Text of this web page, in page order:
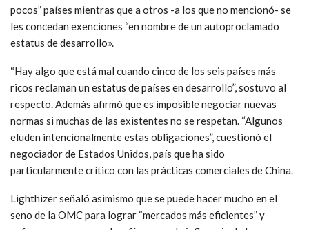
pocos” países mientras que a otros -a los que no mencionó- se
les concedan exenciones “en nombre de un autoproclamado
estatus de desarrollo».
“Hay algo que está mal cuando cinco de los seis países más
ricos reclaman un estatus de países en desarrollo”, sostuvo al
respecto. Además afirmó que es imposible negociar nuevas
normas si muchas de las existentes no se respetan. “Algunos
eluden intencionalmente estas obligaciones”, cuestionó el
negociador de Estados Unidos, país que ha sido
particularmente crítico con las prácticas comerciales de China.
Lighthizer señaló asimismo que se puede hacer mucho en el
seno de la OMC para lograr “mercados más eficientes” y